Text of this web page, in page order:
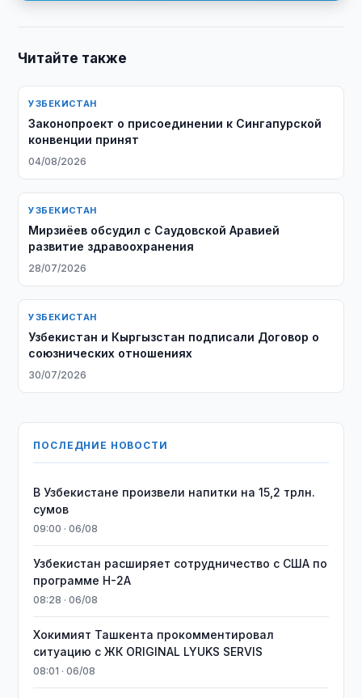
Читайте также
УЗБЕКИСТАН
Законопроект о присоединении к Сингапурской
конвенции принят
04/08/2026
УЗБЕКИСТАН
Мирзиёев обсудил с Саудовской Аравией
развитие здравоохранения
28/07/2026
УЗБЕКИСТАН
Узбекистан и Кыргызстан подписали Договор о
союзнических отношениях
30/07/2026
ПОСЛЕДНИЕ НОВОСТИ
В Узбекистане произвели напитки на 15,2 трлн.
сумов
09:00 · 06/08
Узбекистан расширяет сотрудничество с США по
программе H-2A
08:28 · 06/08
Хокимият Ташкента прокомментировал
ситуацию с ЖК ORIGINAL LYUKS SERVIS
08:01 · 06/08